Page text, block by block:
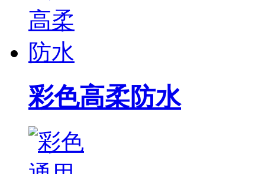
彩色高柔防水